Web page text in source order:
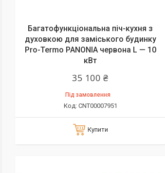
Багатофункціональна піч-кухня з
духовкою для заміського будинку
Pro-Termo PANONIA червона L — 10
кВт
35 100 ₴
Під замовлення
CNT00007951
Купити